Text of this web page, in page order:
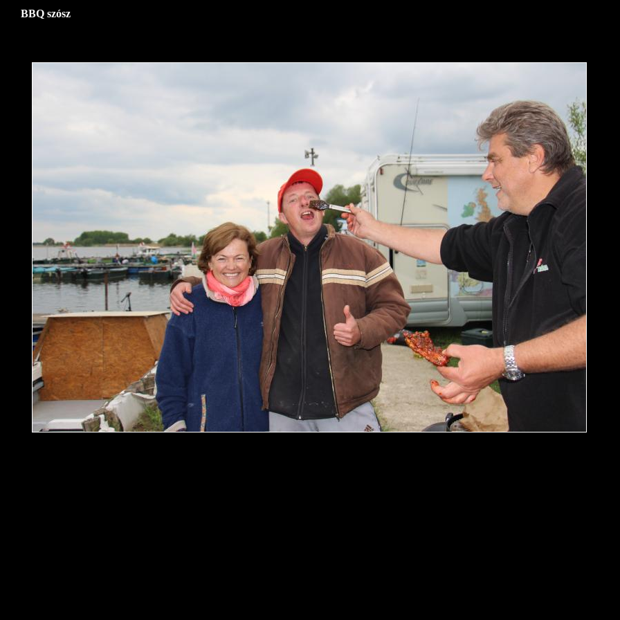
BBQ szósz